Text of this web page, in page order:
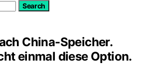
Search
China-Speicher.
einmal diese Option.